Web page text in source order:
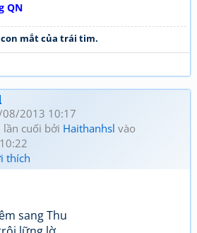
QN
mắt của trái tim.
08/2013 10:17
cuối bởi Haithanhsl vào
thích
sang Thu